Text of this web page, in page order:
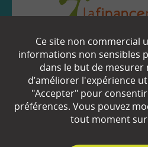
EN
Qui sommes-
Ce site non commercial
informations non sensibles
dans le but de
d’améliorer l'expérience
"Accepter" pour
préférences. Vous pouvez
tout moment